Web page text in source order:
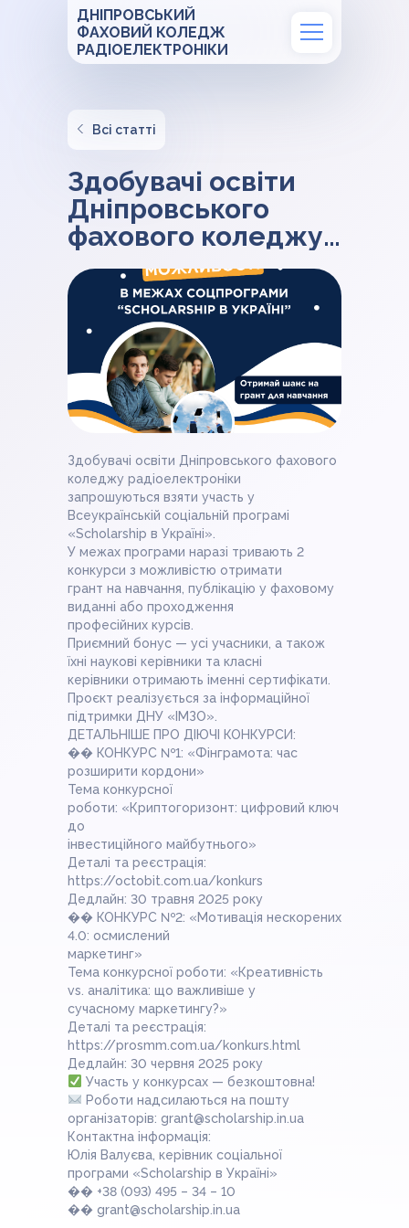
ДНІПРОВСЬКИЙ
ФАХОВИЙ КОЛЕДЖ
РАДІОЕЛЕКТРОНІКИ
Всі статті
Здобувачі освіти
Дніпровського
фахового коледжу
радіоелектроніки
Здобувачі освіти Дніпровського фахового
коледжу радіоелектроніки
запрошуються взяти участь у
Всеукраїнській соціальній програмі
«Scholarship в Україні».
У межах програми наразі тривають 2
конкурси з можливістю отримати
грант на навчання, публікацію у фаховому
виданні або проходження
професійних курсів.
Приємний бонус — усі учасники, а також
їхні наукові керівники та класні
керівники отримають іменні сертифікати.
Проєкт реалізується за інформаційної
підтримки ДНУ «ІМЗО».
ДЕТАЛЬНІШЕ ПРО ДІЮЧІ КОНКУРСИ:
�� КОНКУРС №1: «Фінграмота: час
розширити кордони»
Тема конкурсної
роботи: «Криптогоризонт: цифровий ключ
до
інвестиційного майбутнього»
Деталі та реєстрація:
https://octobit.com.ua/konkurs
Дедлайн: 30 травня 2025 року
�� КОНКУРС №2: «Мотивація нескорених
4.0: осмислений
маркетинг»
Тема конкурсної роботи: «Креативність
vs. аналітика: що важливіше у
сучасному маркетингу?»
Деталі та реєстрація:
https://prosmm.com.ua/konkurs.html
Дедлайн: 30 червня 2025 року
Участь у конкурсах — безкоштовна!
Роботи надсилаються на пошту
організаторів: grant@scholarship.in.ua
Контактна інформація:
Юлія Валуєва, керівник соціальної
програми «Scholarship в Україні»
�� +38 (093) 495 – 34 – 10
�� grant@scholarship.in.ua